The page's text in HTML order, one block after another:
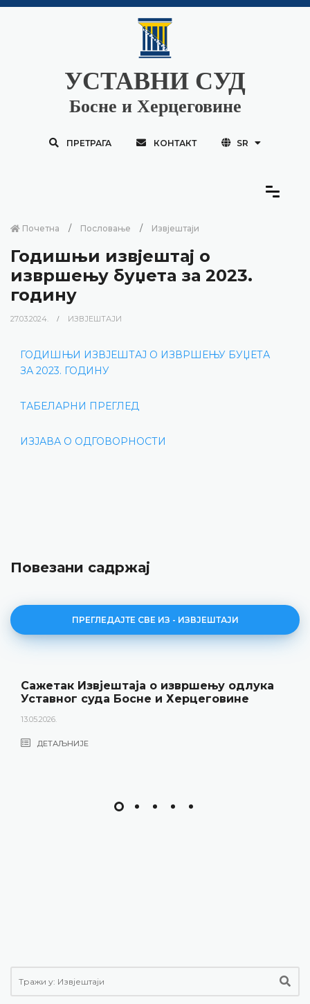
УСТАВНИ СУД
Босне и Херцеговине
ПРЕТРАГА КОНТАКТ SR
Почетна Пословање Извјештаји
Годишњи извјештај о
извршењу буџета за 2023.
годину
27.03.2024. ИЗВЈЕШТАЈИ
ГОДИШЊИ ИЗВЈЕШТАЈ О ИЗВРШЕЊУ БУЏЕТА
ЗА 2023. ГОДИНУ
ТАБЕЛАРНИ ПРЕГЛЕД
ИЗЈАВА О ОДГОВОРНОСТИ
Повезани садржај
ПРЕГЛЕДАЈТЕ СВЕ ИЗ - ИЗВЈЕШТАЈИ
Сажетак Извјештаја о извршењу одлука
Уставног суда Босне и Херцеговине
13.05.2026.
ДЕТАЉНИЈЕ